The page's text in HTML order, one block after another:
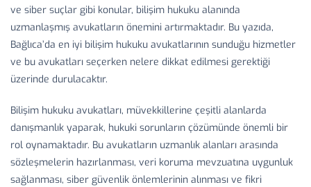
ve siber suçlar gibi konular, bilişim hukuku alanında
uzmanlaşmış avukatların önemini artırmaktadır. Bu yazıda,
Bağlıca’da en iyi bilişim hukuku avukatlarının sunduğu hizmetler
ve bu avukatları seçerken nelere dikkat edilmesi gerektiği
üzerinde durulacaktır.
Bilişim hukuku avukatları, müvekkillerine çeşitli alanlarda
danışmanlık yaparak, hukuki sorunların çözümünde önemli bir
rol oynamaktadır. Bu avukatların uzmanlık alanları arasında
sözleşmelerin hazırlanması, veri koruma mevzuatına uygunluk
sağlanması, siber güvenlik önlemlerinin alınması ve fikri